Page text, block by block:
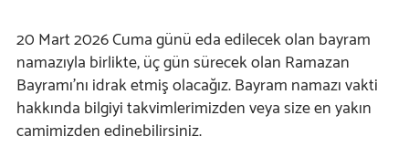
20 Mart 2026 Cuma günü eda edilecek olan bayram
namazıyla birlikte, üç gün sürecek olan Ramazan
Bayramı’nı idrak etmiş olacağız. Bayram namazı vakti
hakkında bilgiyi takvimlerimizden veya size en yakın
camimizden edinebilirsiniz.